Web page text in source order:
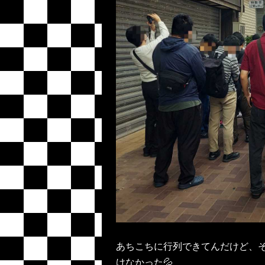
あちこちに行列できてんだけど、
けなかった💦